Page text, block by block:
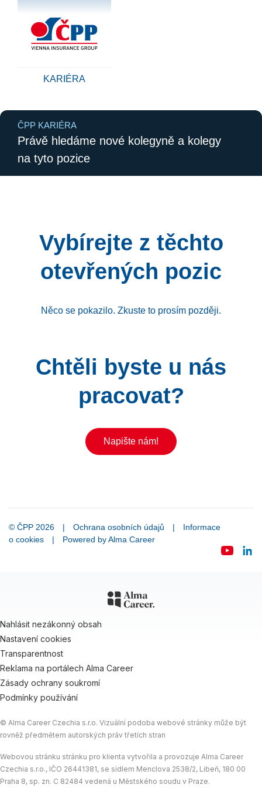
KARIÉRA
ČPP KARIÉRA
Právě hledáme nové kolegyně a kolegy
na tyto pozice
Vybírejte z těchto
otevřených pozic
Něco se pokazilo. Zkuste to prosím později.
Chtěli byste u nás
pracovat?
Napište nám!
© ČPP 2026 | Ochrana osobních údajů |
Informace
o cookies
| Powered byAlma Career
Nahlásit nezákonný obsah
Nastavení cookies
Transparentnost
Reklama na portálech Alma Career
Zásady ochrany soukromí
Podmínky používání
© Alma Career Czechia s.r.o. Vizuální podoba webové stránky může být
rovněž předmětem autorských práv třetích stran
Webovou stránku stránku pro klienta vytvořila a provozuje Alma Career
Czechia s.r.o., IČO 26441381, se sídlem Menclova 2538/2, Libeň, 180 00
Praha 8, sp. zn. C 82484 vedená u Městského soudu v Praze.